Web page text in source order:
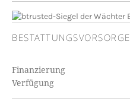
BESTATTUNGSVORSORGE
Finanzierung
Verfügung